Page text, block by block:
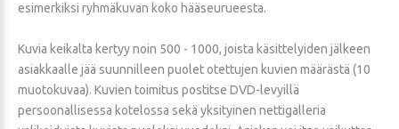
esimerkiksi ryhmäkuvan koko hääseurueesta.
Kuvia keikalta kertyy noin 500 - 1000, joista käsittelyiden jälkeen
asiakkaalle jää suunnilleen puolet otettujen kuvien määrästä (10
muotokuvaa). Kuvien toimitus postitse DVD-levyillä
persoonallisessa kotelossa sekä yksityinen nettigalleria